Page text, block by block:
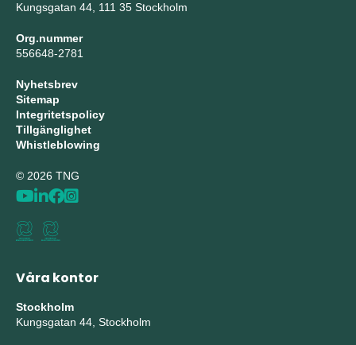
Kungsgatan 44, 111 35 Stockholm
Org.nummer
556648-2781
Nyhetsbrev
Sitemap
Integritetspolicy
Tillgänglighet
Whistleblowing
© 2026 TNG
Våra kontor
Stockholm
Kungsgatan 44, Stockholm